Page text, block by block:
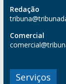
Redação
Comercial
Serviços